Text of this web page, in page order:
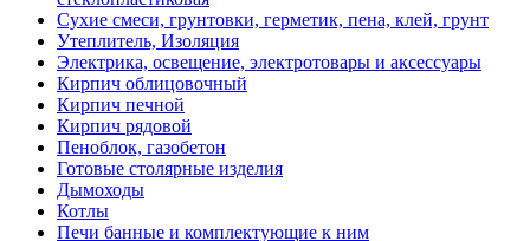
Сухие смеси, грунтовки, герметик, пена, клей, грунт
Утеплитель, Изоляция
Электрика, освещение, электротовары и аксессуары
Кирпич облицовочный
Кирпич печной
Кирпич рядовой
Пеноблок, газобетон
Готовые столярные изделия
Дымоходы
Котлы
Печи банные и комплектующие к ним